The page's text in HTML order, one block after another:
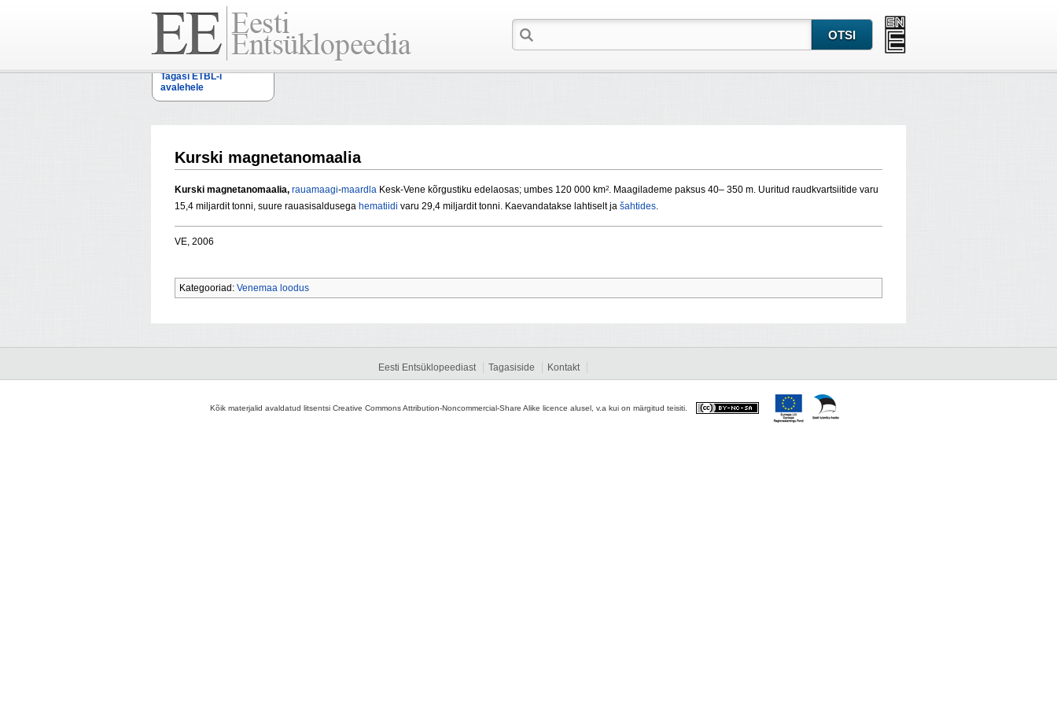
Tagasi ETBL-i
avalehele
Kurski magnetanomaalia
Kurski magnetanomaalia, rauamaagi-maardla Kesk-Vene kõrgustiku edelaosas; umbes 120 000 km2. Maagilademe paksus 40– 350 m. Uuritud raudkvartsiitide varu
15,4 miljardit tonni, suure rauasisaldusega hematiidi varu 29,4 miljardit tonni. Kaevandatakse lahtiselt ja šahtides
VE, 2006
Kategooriad: Venemaa loodus
Eesti Entsüklopeediast Tagasiside Kontakt
Kõik materjalid avaldatud litsentsi Creative Commons Attribution-Noncommercial-Share Alike licence alusel, v.a kui on märgitud teisiti.